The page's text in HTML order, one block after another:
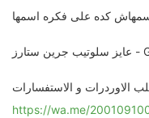
كده على فكره اسمها
https://wa.me/